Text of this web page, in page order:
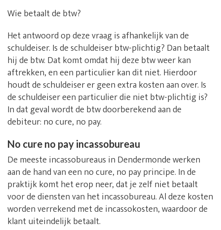
Wie betaalt de btw?
Het antwoord op deze vraag is afhankelijk van de
schuldeiser. Is de schuldeiser btw-plichtig? Dan betaalt
hij de btw. Dat komt omdat hij deze btw weer kan
aftrekken, en een particulier kan dit niet. Hierdoor
houdt de schuldeiser er geen extra kosten aan over. Is
de schuldeiser een particulier die niet btw-plichtig is?
In dat geval wordt de btw doorberekend aan de
debiteur: no cure, no pay.
No cure no pay incassobureau
De meeste incassobureaus in Dendermonde werken
aan de hand van een no cure, no pay principe. In de
praktijk komt het erop neer, dat je zelf niet betaalt
voor de diensten van het incassobureau. Al deze kosten
worden verrekend met de incassokosten, waardoor de
klant uiteindelijk betaalt.